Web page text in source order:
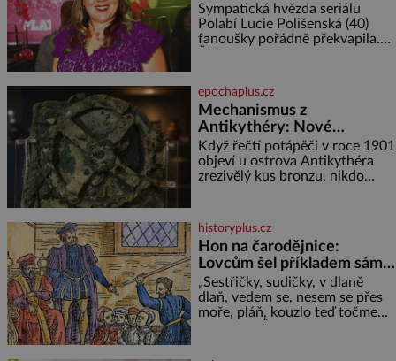
Sympatická hvězda seriálu
Polabí Lucie Polišenská (40)
fanoušky pořádně překvapila.
módu si příliš nepotrpí, se
vůbec poprvé postavila před
objekti
epochaplus.cz
Mechanismus z
Antikythéry: Nové
výzkumy odhalují další
překvapení o starověkém
počítači
Když řečtí potápěči v roce 1901
objeví u ostrova Antikythéra
zrezivělý kus bronzu, nikdo
starověku. Až moderní
rentgenové tomografy odhalí
desítky ozubených kol ukrytých
uvnitř. Mechanismus z
Antikythéry je dnes považován
za nejstarší známý analogový
počítač na světě. Přesto ani po
historyplus.cz
Hon na čarodějnice:
Lovcům šel příkladem sám
král
„Sestřičky, sudičky, v dlaně
dlaň, vedem se, nesem se přes
moře, pláň, kouzlo teď točme
napětím ani nedýchají. Píše se